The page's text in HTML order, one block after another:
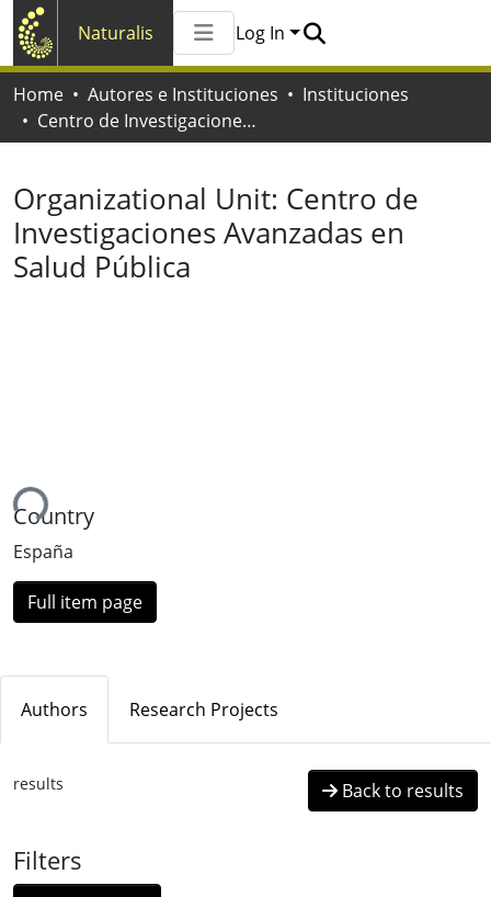
Naturalis
All of Naturalis
Statistics
Log In
Home Autores e Instituciones
Instituciones
Centro de Investigaciones Avanzadas en Salud Pública
Organizational Unit: Centro de
Investigaciones Avanzadas en
Salud Pública
Country
España
Full item page
Authors Research Projects
results Back to results
Filters